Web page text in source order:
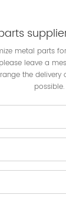
metal parts
leave a
the delivery
possible.